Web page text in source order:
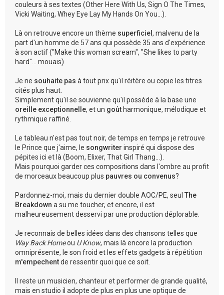
couleurs à ses textes (Other Here With Us, Sign O The Times,
Vicki Waiting, Whey Eye Lay My Hands On You...).
Là on retrouve encore un thème superficiel , malvenu de la
part d'un homme de 57 ans qui possède 35 ans d'expérience
à son actif ("Make this woman scream", "She likes to party
hard"... mouais)
Je ne souhaite pas à tout prix qu'il réitère ou copie les titres
cités plus haut.
Simplement qu'il se souvienne qu'il possède à la base une
oreille exceptionnelle, et un goût harmonique, mélodique et
rythmique raffiné.
Le tableau n'est pas tout noir, de temps en temps je retrouve
le Prince que j'aime, le songwriter inspiré qui dispose des
pépites ici et là (Boom, Elixer, That Girl Thang...).
Mais pourquoi garder ces compositions dans l'ombre au profit
de morceaux beaucoup plus pauvres ou convenus?
Pardonnez-moi, mais du dernier double AOC/PE, seul The
Breakdown a su me toucher, et encore, il est
malheureusement desservi par une production déplorable.
Je reconnais de belles idées dans des chansons telles que
Way Back Homeou U Know, mais là encore la production
omniprésente, le son froid et les effets gadgets à répétition
m'empechentde ressentir quoi que ce soit.
Il reste un musicien, chanteur et performer de grande qualité,
mais en studio il adopte de plus en plus une optique de